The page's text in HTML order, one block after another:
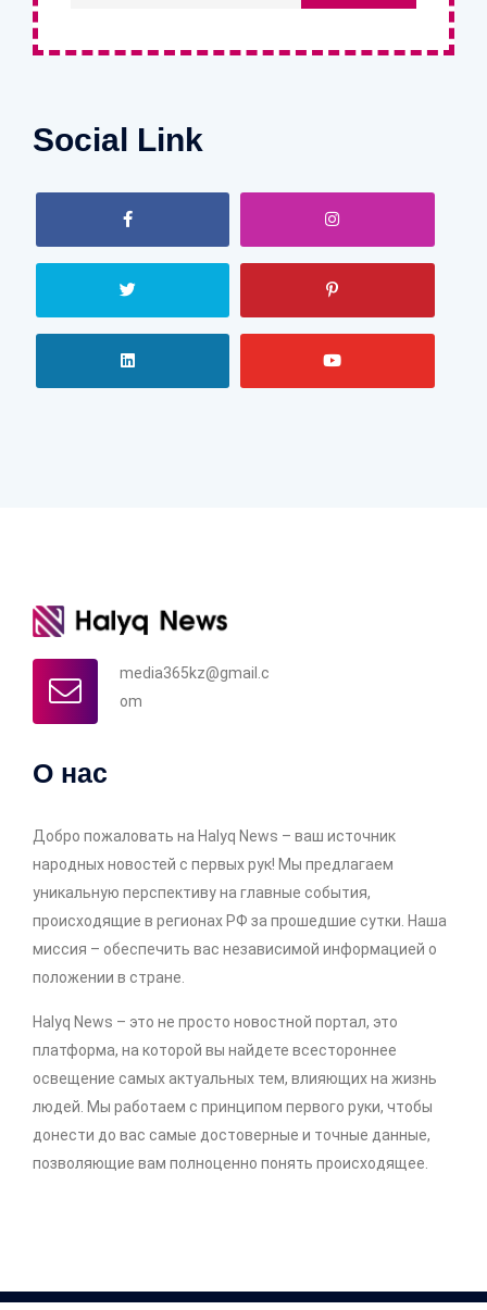
Social Link
media365kz@gmail.c
om
О нас
Добро пожаловать на Halyq News – ваш источник
народных новостей с первых рук! Мы предлагаем
уникальную перспективу на главные события,
происходящие в регионах РФ за прошедшие сутки. Наша
миссия – обеспечить вас независимой информацией о
положении в стране.
Halyq News – это не просто новостной портал, это
платформа, на которой вы найдете всестороннее
освещение самых актуальных тем, влияющих на жизнь
людей. Мы работаем с принципом первого руки, чтобы
донести до вас самые достоверные и точные данные,
позволяющие вам полноценно понять происходящее.